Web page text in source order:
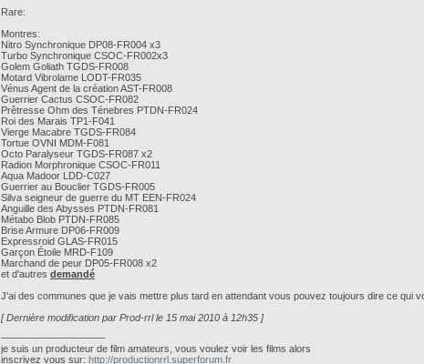
Rare:
Montres:
Nitro Synchronique DP08-FR004 x3
Turbo Synchronique CSOC-FR002x3
Golem Goliath TGDS-FR008
Motard Vibrolame LODT-FR035
Vénus Agent de la création AST-FR008
Guerrier Cactus CSOC-FR082
Prêtresse Ohm des Ténebres PTDN-FR024
Roi des Marais TP1-F041
Vierge Macabre TGDS-FR084
Tortue OVNI MDM-F081
Octo Paralyseur TGDS-FR087 x2
Radion Morphronique CSOC-FR011
Aqua Madoor LDD-C027
Guerrier au Bouclier TGDS-FR005
Silva seigneur de guerre du MT EEN-FR024
Anguille des Abysses PTDN-FR081
Métabo Blob PTDN-FR085
Brise Armure DP06-FR009
Expressroid GLAS-FR015
Garçon Étoile MRD-F109
Marchand de peur DP05-FR008 x2
et d'autres demandé
J'ai des communes que je vais mettre plus tard en attendant vous pouvez toujours dire ce qui
[ Dernière modification par Prod-rrl le 15 mai 2010 à 12h35 ]
je suis un producteur de film amateurs, vous voulez voir les films alors
inscrivez vous sur: http://productionrrl.superforum.fr